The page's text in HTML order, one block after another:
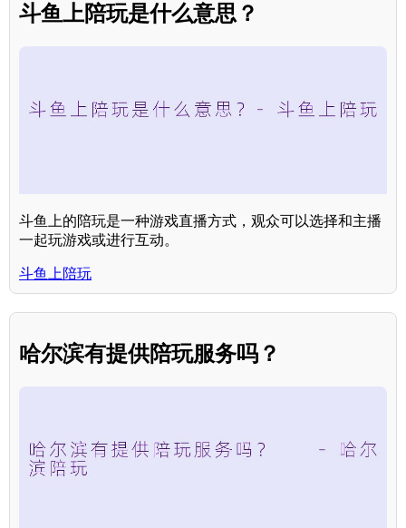
斗鱼上陪玩是什么意思？
斗鱼上的陪玩是一种游戏直播方式，观众可以选择和主播
一起玩游戏或进行互动。
斗鱼上陪玩
哈尔滨有提供陪玩服务吗？